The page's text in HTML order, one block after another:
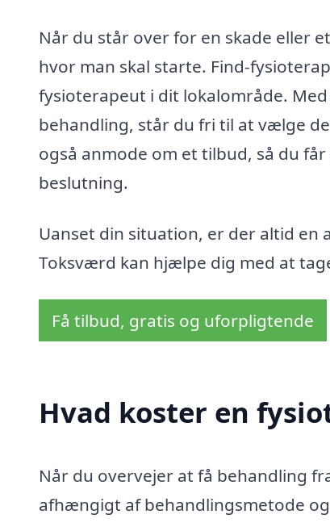
Når du står over for en skade eller
hvor man skal starte. Find-
fysioterapeut i dit lokalområde.
behandling, står du fri til at vælge
også anmode om et tilbud, så du
beslutning.
Uanset din situation, er der altid en
Toksværd kan hjælpe dig med at
Få tilbud, gratis og uforpligtende
Hvad koster en
Når du overvejer at få behandling
afhængigt af behandlingsmetode